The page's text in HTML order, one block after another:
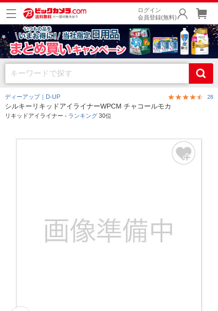
ログイン
会員登録(無料)
ディーアップ｜D-UP 28
シルキーリキッドアイライナーWPCM チャコールモカ
リキッドアイライナー - ランキング 30位